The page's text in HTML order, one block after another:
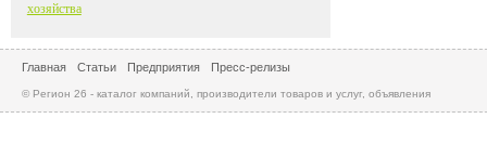
хозяйства
Главная Статьи Предприятия Пресс-релизы
© Регион 26 - каталог компаний, производители товаров и услуг, объявления